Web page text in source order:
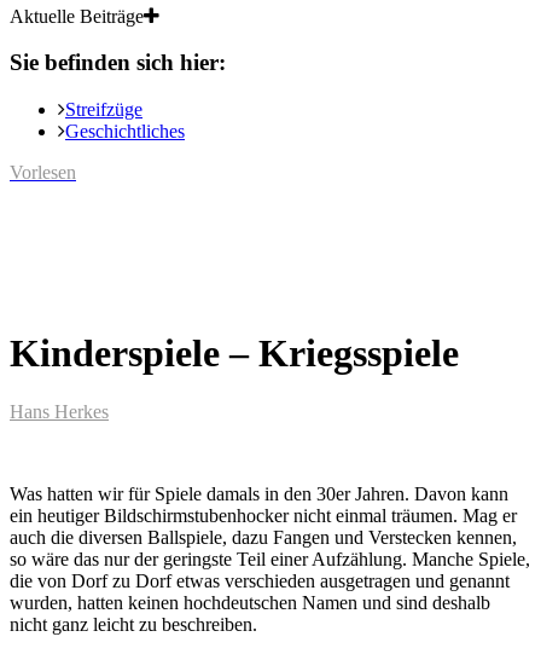
Aktuelle Beiträge
Sie befinden sich hier:
Streifzüge
Geschichtliches
Vorlesen
Kinderspiele – Kriegsspiele
Hans Herkes
Was hatten wir für Spiele damals in den 30er Jahren. Davon kann
ein heutiger Bildschirmstubenhocker nicht einmal träumen. Mag er
auch die diversen Ballspiele, dazu Fangen und Verstecken kennen,
so wäre das nur der geringste Teil einer Aufzählung. Manche Spiele,
die von Dorf zu Dorf etwas verschieden ausgetragen und genannt
wurden, hatten keinen hochdeutschen Namen und sind deshalb
nicht ganz leicht zu beschreiben.